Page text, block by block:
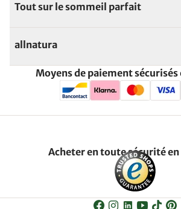
Tout sur le sommeil parfait
allnatura
Moyens de paiement sécurisés
Acheter en toute sécurité